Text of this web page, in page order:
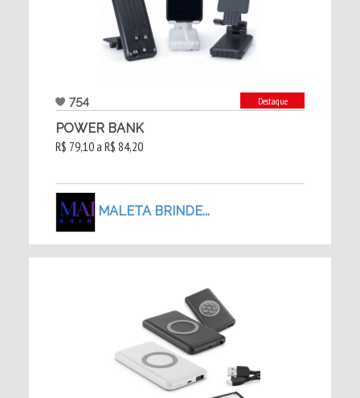
754 Destaque
POWER BANK
R$ 79,10 a R$ 84,20
MALETA BRINDE...